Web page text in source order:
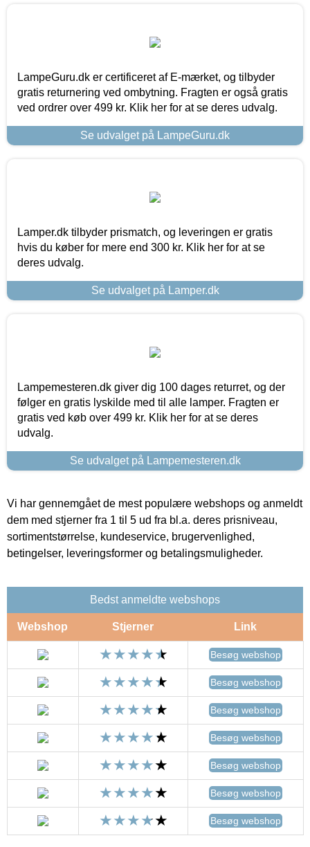
LampeGuru.dk er certificeret af E-mærket, og tilbyder
gratis returnering ved ombytning. Fragten er også gratis
ved ordrer over 499 kr. Klik her for at se deres udvalg.
Se udvalget på LampeGuru.dk
Lamper.dk tilbyder prismatch, og leveringen er gratis
hvis du køber for mere end 300 kr. Klik her for at se
deres udvalg.
Se udvalget på Lamper.dk
Lampemesteren.dk giver dig 100 dages returret, og der
følger en gratis lyskilde med til alle lamper. Fragten er
gratis ved køb over 499 kr. Klik her for at se deres
udvalg.
Se udvalget på Lampemesteren.dk
Vi har gennemgået de mest populære webshops og anmeldt
dem med stjerner fra 1 til 5 ud fra bl.a. deres prisniveau,
sortimentstørrelse, kundeservice, brugervenlighed,
betingelser, leveringsformer og betalingsmuligheder.
Bedst anmeldte webshops
Webshop Stjerner Link
Besøg webshop
Besøg webshop
Besøg webshop
Besøg webshop
Besøg webshop
Besøg webshop
Besøg webshop